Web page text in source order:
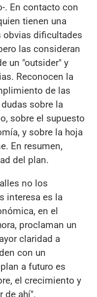
. En contacto con
tienen una
obvias dificultades
las consideran
un "outsider" y
Reconocen la
de las
sobre la
sobre el supuesto
y sobre la hoja
En resumen,
del plan.
no los
interesa es la
en el
proclaman un
claridad a
con un
a futuro es
el crecimiento y
de ahí".